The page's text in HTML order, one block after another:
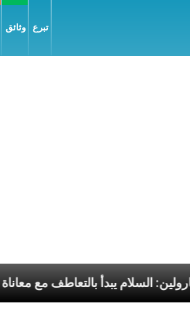
وثائق تبرع
الكاردينال بارولين: السلام يبدأ